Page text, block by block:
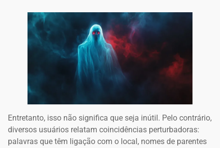
Entretanto, isso não significa que seja inútil. Pelo contrário,
diversos usuários relatam coincidências perturbadoras:
palavras que têm ligação com o local, nomes de parentes